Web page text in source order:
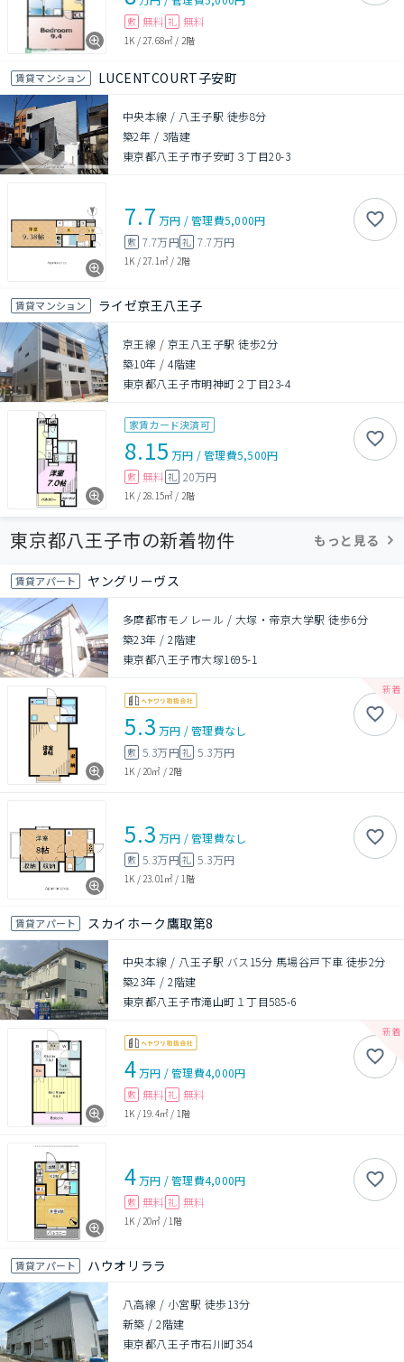
敷 無料 礼 無料
1K /27.68㎡ / 2階
賃貸マンション LUCENTCOURT子安町
中央本線 / 八王子駅 徒歩8分
築2年 / 3階建
東京都八王子市子安町３丁目20-3
7.7 万円 /管理費5,000円
敷 7.7万円礼 7.7万円
1K / 27.1㎡ / 2階
賃貸マンション ライゼ京王八王子
京王線 / 京王八王子駅 徒歩2分
築10年 /4階建
東京都八王子市明神町２丁目23-4
家賃カード決済可
8.15 万円 /管理費5,500円
敷 無料 礼 20万円
1K /28.15㎡ / 2階
東京都八王子市の新着物件 もっと見る
賃貸アパート ヤングリーヴス
多摩都市モノレール / 大塚・帝京大学駅 徒歩6分
築23年 /2階建
東京都八王子市大塚1695-1
5.3 万円 /管理費なし
敷 5.3万円礼 5.3万円
1K /20㎡ /2階
5.3 万円 /管理費なし
敷 5.3万円礼 5.3万円
1K / 23.01㎡ / 1階
賃貸アパート スカイホーク鷹取第8
中央本線 / 八王子駅 バス15分 馬場谷戸下車 徒歩2分
築23年 /2階建
東京都八王子市滝山町１丁目585-6
4万円 /管理費4,000円
敷 無料 礼 無料
1K /19.4㎡ / 1階
4万円 /管理費4,000円
敷 無料 礼 無料
1K / 20㎡ / 1階
賃貸アパート ハウオリララ
八高線 / 小宮駅 徒歩13分
新築 /2階建
東京都八王子市石川町354